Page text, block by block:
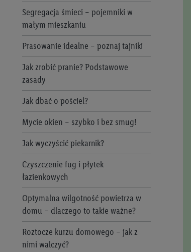
Fin Carré
Formil
Freeway
Freshona Konserwy
Freshona Mrożonki
J. D. Gross
Lupilu
Perlenbacher
Piekarnia Lidla
Pikok
Pikok i Pilos Pure
Pilos
Segregacja śmieci – pojemniki w
małym mieszkaniu
Prasowanie idealne – poznaj tajniki
Jak zrobić pranie? Podstawowe
zasady
Jak dbać o pościel?
Mycie okien – szybko i bez smug!
Jak wyczyścić piekarnik?
Czyszczenie fug i płytek
łazienkowych
Optymalna wilgotność powietrza w
domu – dlaczego to takie ważne?
Roztocze kurzu domowego – jak z
nimi walczyć?